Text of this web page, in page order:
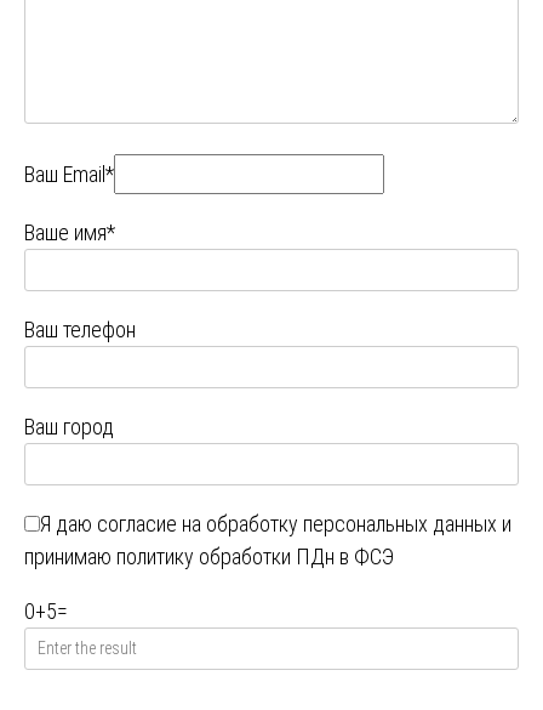
Ваш Email*
Ваше имя*
Ваш телефон
Ваш город
Я даю согласие на обработку персональных данных и
принимаю политику обработки ПДн в ФСЭ
0+5=